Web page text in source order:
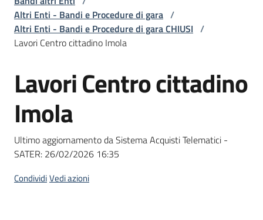
L'Agenzia
Bandi
strumenti
acquisto
Altri Enti - Bandi e Procedure di gara /
Altri Enti - Bandi e Procedure di gara CHIUSI /
Lavori Centro cittadino Imola
Salta al contenuto
Lavori Centro cittadino
Imola
Ultimo aggiornamento da Sistema Acquisti Telematici -
SATER: 26/02/2026 16:35
CondividiVedi azioni